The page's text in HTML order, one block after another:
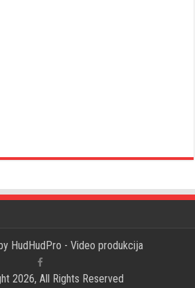
HudHudPro - Video produkcija
2026, All Rights Reserved